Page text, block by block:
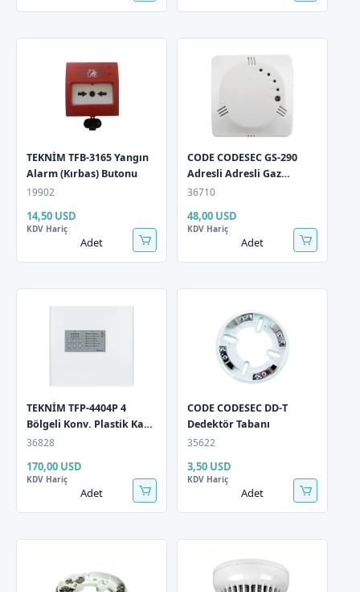
TEKNİM TFB-3165 Yangın
Alarm (Kırbas) Butonu
19902
14,50 USD
KDV Hariç
Adet
CODE CODESEC GS-290
Adresli Adresli Gaz
Dedektörü
36710
48,00 USD
KDV Hariç
Adet
TEKNİM TFP-4404P 4
Bölgeli Konv. Plastik Kasa
Yangın Alarm Paneli
36828
170,00 USD
KDV Hariç
Adet
CODE CODESEC DD-T
Dedektör Tabanı
35622
3,50 USD
KDV Hariç
Adet